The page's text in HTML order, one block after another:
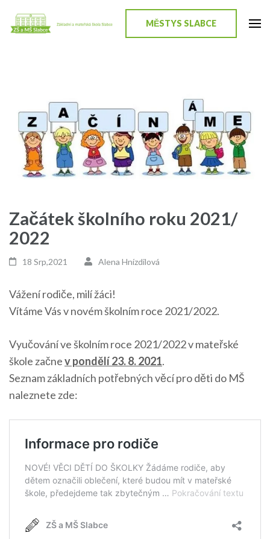
na
MĚSTYS SLABCE
Začátek školního roku 2021/
2022
18 Srp,2021 Alena Hnízdilová
Vážení rodiče, milí žáci!
Vítáme Vás v novém školním roce 2021/2022.
Vyučování ve školním roce 2021/2022 v mateřské
škole začnev pondělí 23. 8. 2021.
Seznam základních potřebných věcí pro děti do MŠ
naleznete zde: